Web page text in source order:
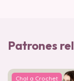
Patrones
Chal a Crochet